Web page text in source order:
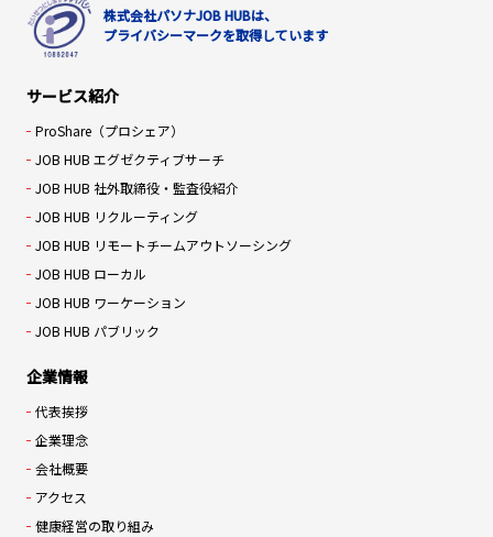
株式会社パソナJOB HUBは、
プライバシーマークを取得しています
サービス紹介
ProShare（プロシェア）
JOB HUB エグゼクティブサーチ
JOB HUB 社外取締役・監査役紹介
JOB HUB リクルーティング
JOB HUB リモートチームアウトソーシング
JOB HUB ローカル
JOB HUB ワーケーション
JOB HUB パブリック
企業情報
代表挨拶
企業理念
会社概要
アクセス
健康経営の取り組み